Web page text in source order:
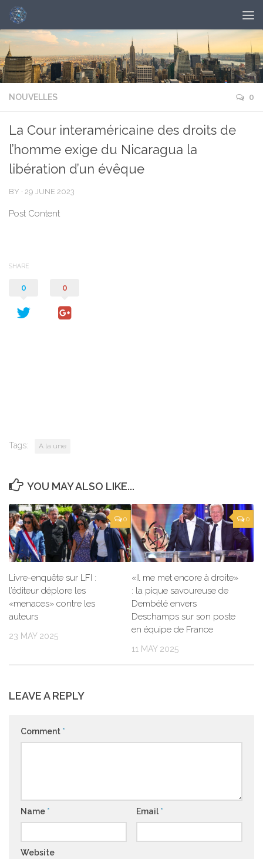
NOUVELLES 0
La Cour interaméricaine des droits de
l’homme exige du Nicaragua la
libération d’un évêque
BY · 29 JUNE 2023
Post Content
SHARE
0 0
Tags: A la une
YOU MAY ALSO LIKE...
0
Livre-enquête sur LFI :
l’éditeur déplore les
«menaces» contre les
auteurs
23 MAY 2025
0
«Il me met encore à droite»
: la pique savoureuse de
Dembélé envers
Deschamps sur son poste
en équipe de France
11 MAY 2025
LEAVE A REPLY
Comment *
Name * Email *
Website